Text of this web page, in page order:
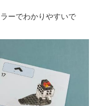
ーでわかりやすいで